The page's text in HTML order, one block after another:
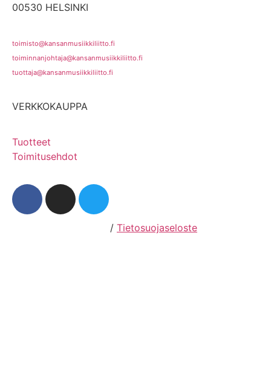
00530 HELSINKI
toimisto@kansanmusiikkiliitto.fi
toiminnanjohtaja@kansanmusiikkiliitto.fi
tuottaja@kansanmusiikkiliitto.fi
VERKKOKAUPPA
Tuotteet
Toimitusehdot
/ Tietosuojaseloste